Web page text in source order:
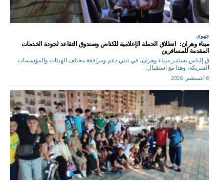
جهوي
ميناء وهران: انطلاق الحملة الإعلامية للكناص وصندوق التقاعد لجودة الخدمات
المقدمة للمسافرين
ق.إلياس يستمر ميناء وهران، في تبني دعم ومرافقة مختلف الهيئات والمؤسسات
الشريكة، وهذا مع استقبال...
6 أغسطس 2026